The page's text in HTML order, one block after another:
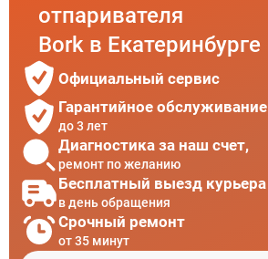
отпаривателя
Bork в Екатеринбурге
Официальный сервис
Гарантийное обслуживание
до 3 лет
Диагностика за наш счет,
ремонт по желанию
Бесплатный выезд курьера
в день обращения
Срочный ремонт
от 35 минут